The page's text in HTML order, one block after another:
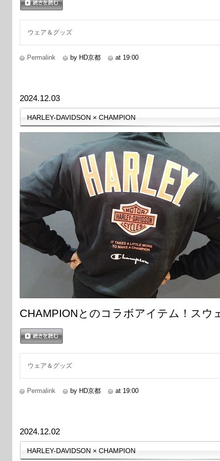
ウェア＆グッズ
Permalink by HD京都 at 19:00
2024.12.03
HARLEY-DAVIDSON × CHAMPION
CHAMPIONとのコラボアイテム！スウ
ウェア＆グッズ
Permalink by HD京都 at 19:00
2024.12.02
HARLEY-DAVIDSON × CHAMPION